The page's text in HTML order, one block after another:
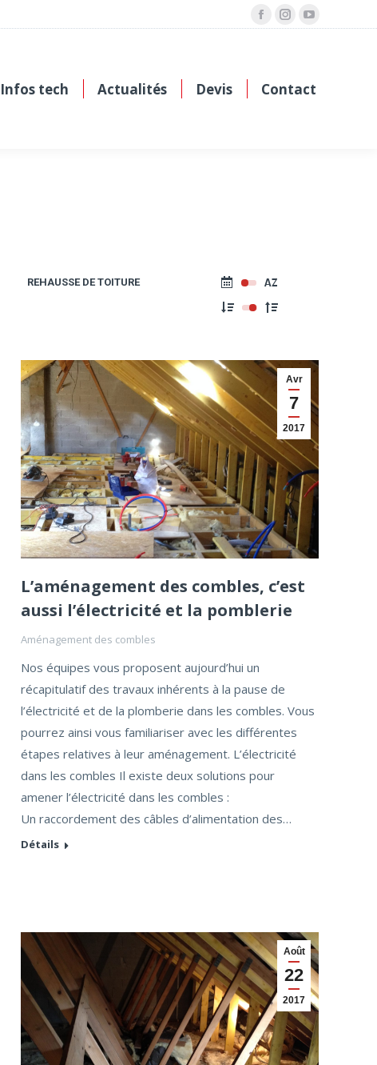
Facebook
Instagram
YouTube
Infos tech Actualités Devis Contact
REHAUSSE DE TOITURE
Avr
7
2017
L’aménagement des combles, c’est
aussi l’électricité et la pomblerie
Aménagement des combles
Nos équipes vous proposent aujourd’hui un
récapitulatif des travaux inhérents à la pause de
l’électricité et de la plomberie dans les combles. Vous
pourrez ainsi vous familiariser avec les différentes
étapes relatives à leur aménagement. L’électricité
dans les combles Il existe deux solutions pour
amener l’électricité dans les combles :
Un raccordement des câbles d’alimentation des…
Détails
Août
22
2017